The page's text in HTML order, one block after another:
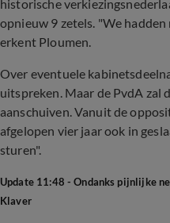
historische
opnieuw 9 zetels. "We
erkent Ploumen.
Over eventuele
uitspreken. Maar de PvdA zal
aanschuiven. Vanuit de
afgelopen vier jaar ook in
sturen".
Update 11:48 - Ondanks pijnlijke
Klaver